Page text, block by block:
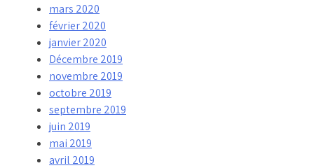
mars 2020
février 2020
janvier 2020
Décembre 2019
novembre 2019
octobre 2019
septembre 2019
juin 2019
mai 2019
avril 2019